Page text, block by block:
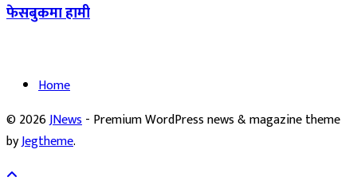
फेसबुकमा हामी
Home
© 2026JNews- Premium WordPress news & magazine theme
byJegtheme.